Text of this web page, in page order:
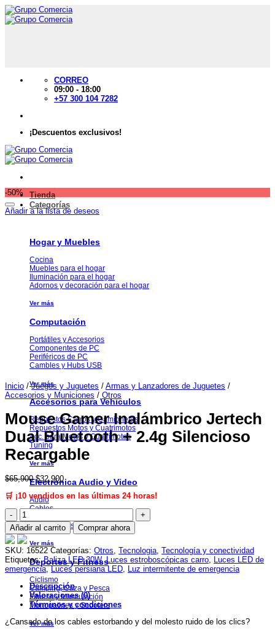
Saltar
al
contenido
CORREO
09:00 - 18:00
+57 300 104 7282
¡Descuentos exclusivos!
Tienda
Categorías
Hogar y Muebles
Cocina
Muebles para el hogar
Iluminación para el hogar
Adornos y decoración para el hogar
Ver más
Computación
Portátiles y Accesorios
Componentes de PC
Periféricos de PC
Cambles y Hubs USB
Ver más
Accesorios para Vehiculos
Repuestos Carros y Camionetas
Repuestos Motos y Cuatrimotos
Acc. para Motos y Cuatrimotos
Tuning
Ver más
Electrónica Audio y Video
Audio
Cables
Video Beams y Pantallas
Ver más
Deportes y Fitness
Ciclismo
Camping, Caza y Pesca
Fitness y Musculación
Monopatines y Scooters
Ver más
-50%
Añadir a la lista de deseos
Inicio / Juegos y Juguetes / Armas y Lanzadores de Juguetes /
Accesorios y Municiones / Otros
Mouse Gamer Inalámbrico Jertech
Dual Bluetooth + 2.4g Silencioso
Recargable
$65,900 El
precio
original
era:
$32,900El
precio
actual
🛒 ¡10 vendidos en las últimas 24 horas!
Mouse
Gamer
Inalámbrico
Jertech
Dual
Bluetooth
+
2.4g
Silencioso
Recargable
cantidad
Añadir al carrito Comprar ahora
SKU: 16522 Categorías: Otros, Tecnologia, Tecnología y conectividad
Etiquetas:Baliza LED 30W,Luces estroboscópicas carro, Luces LED de
emergencia,Luces persiana LED, Luz intermitente de emergencia
Descripción
Valoraciones (0)
Términos y condiciones
¿Cansado de los cables estorbando y del molesto ruido de los clics?